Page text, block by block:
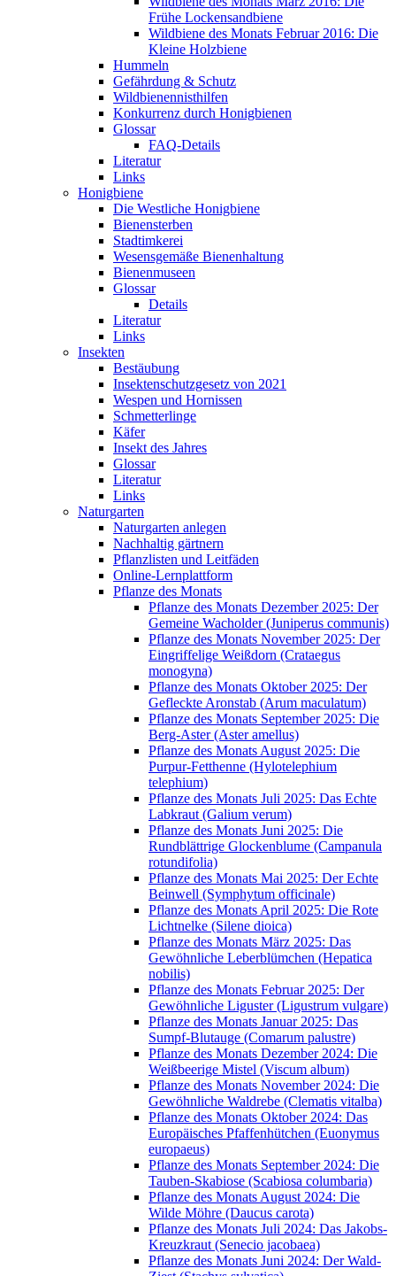
Frühe Lockensandbiene
Wildbiene des Monats Februar 2016: Die
Kleine Holzbiene
Hummeln
Gefährdung & Schutz
Wildbienennisthilfen
Konkurrenz durch Honigbienen
Glossar
FAQ-Details
Literatur
Links
Honigbiene
Die Westliche Honigbiene
Bienensterben
Stadtimkerei
Wesensgemäße Bienenhaltung
Bienenmuseen
Glossar
Details
Literatur
Links
Insekten
Bestäubung
Insektenschutzgesetz von 2021
Wespen und Hornissen
Schmetterlinge
Käfer
Insekt des Jahres
Glossar
Literatur
Links
Naturgarten
Naturgarten anlegen
Nachhaltig gärtnern
Pflanzlisten und Leitfäden
Online-Lernplattform
Pflanze des Monats
Pflanze des Monats Dezember 2025: Der
Gemeine Wacholder (Juniperus communis)
Pflanze des Monats November 2025: Der
Eingriffelige Weißdorn (Crataegus
monogyna)
Pflanze des Monats Oktober 2025: Der
Gefleckte Aronstab (Arum maculatum)
Pflanze des Monats September 2025: Die
Berg-Aster (Aster amellus)
Pflanze des Monats August 2025: Die
Purpur-Fetthenne (Hylotelephium
telephium)
Pflanze des Monats Juli 2025: Das Echte
Labkraut (Galium verum)
Pflanze des Monats Juni 2025: Die
Rundblättrige Glockenblume (Campanula
rotundifolia)
Pflanze des Monats Mai 2025: Der Echte
Beinwell (Symphytum officinale)
Pflanze des Monats April 2025: Die Rote
Lichtnelke (Silene dioica)
Pflanze des Monats März 2025: Das
Gewöhnliche Leberblümchen (Hepatica
nobilis)
Pflanze des Monats Februar 2025: Der
Gewöhnliche Liguster (Ligustrum vulgare)
Pflanze des Monats Januar 2025: Das
Sumpf-Blutauge (Comarum palustre)
Pflanze des Monats Dezember 2024: Die
Weißbeerige Mistel (Viscum album)
Pflanze des Monats November 2024: Die
Gewöhnliche Waldrebe (Clematis vitalba)
Pflanze des Monats Oktober 2024: Das
Europäisches Pfaffenhütchen (Euonymus
europaeus)
Pflanze des Monats September 2024: Die
Tauben-Skabiose (Scabiosa columbaria)
Pflanze des Monats August 2024: Die
Wilde Möhre (Daucus carota)
Pflanze des Monats Juli 2024: Das Jakobs-
Kreuzkraut (Senecio jacobaea)
Pflanze des Monats Juni 2024: Der Wald-